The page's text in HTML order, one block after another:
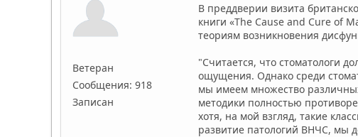
Ветеран
Сообщения: 918
Записан
В преддверии визита
книги «The Cause and Cure of
теориям возникновения
"Считается, что стоматологи
ощущения. Однако среди
мы имеем множество
методики полностью
хотя, на мой взгляд, такие
развитие патологий ВНЧС, мы